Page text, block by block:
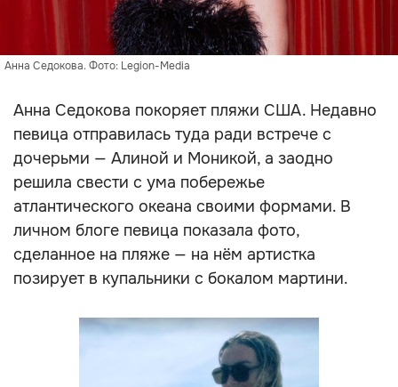
Анна Седокова. Фото: Legion-Media
Анна Седокова покоряет пляжи США. Недавно
певица отправилась туда ради встрече с
дочерьми — Алиной и Моникой, а заодно
решила свести с ума побережье
атлантического океана своими формами. В
личном блоге певица показала фото,
сделанное на пляже — на нём артистка
позирует в купальники с бокалом мартини.